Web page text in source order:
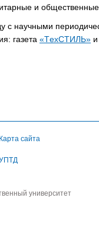
и
с научными
газета «ТexСТИЛЬ»
Карта сайта
университет